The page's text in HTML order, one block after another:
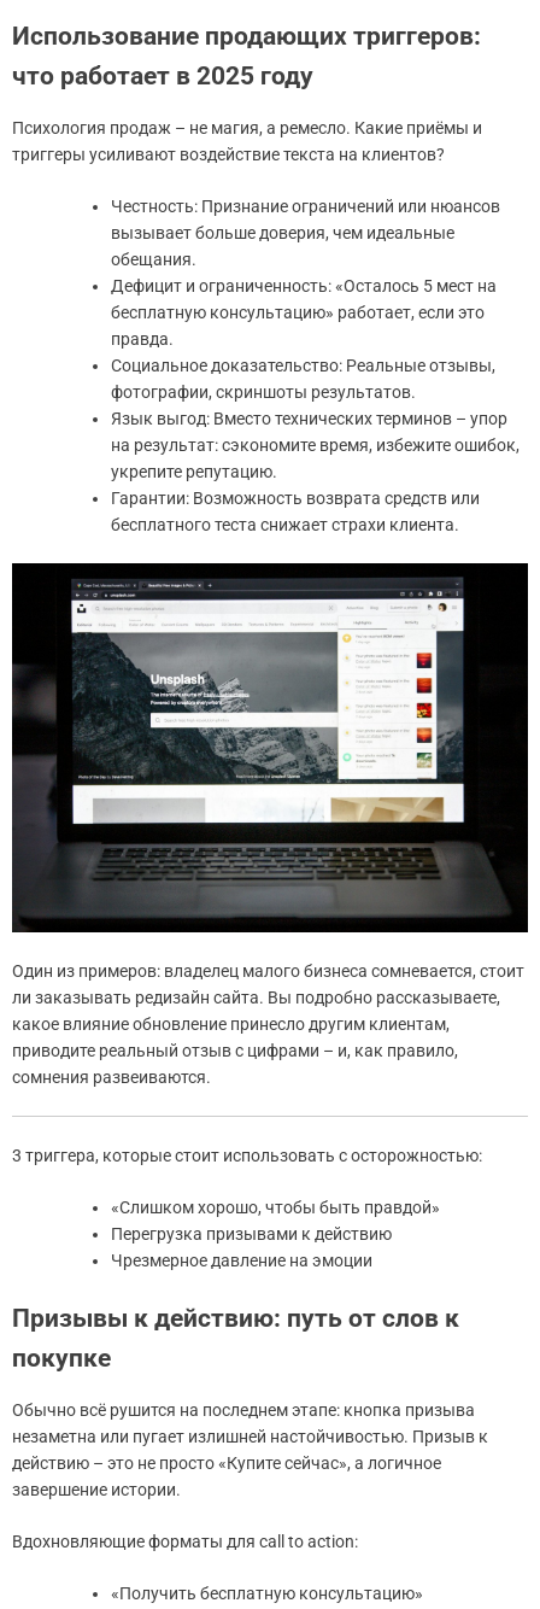
Использование продающих триггеров:
что работает в 2025 году
Психология продаж – не магия, а ремесло. Какие приёмы и
триггеры усиливают воздействие текста на клиентов?
Честность: Признание ограничений или нюансов
вызывает больше доверия, чем идеальные
обещания.
Дефицит и ограниченность: «Осталось 5 мест на
бесплатную консультацию» работает, если это
правда.
Социальное доказательство: Реальные отзывы,
фотографии, скриншоты результатов.
Язык выгод: Вместо технических терминов – упор
на результат: сэкономите время, избежите ошибок,
укрепите репутацию.
Гарантии: Возможность возврата средств или
бесплатного теста снижает страхи клиента.
Один из примеров: владелец малого бизнеса сомневается, стоит
ли заказывать редизайн сайта. Вы подробно рассказываете,
какое влияние обновление принесло другим клиентам,
приводите реальный отзыв с цифрами – и, как правило,
сомнения развеиваются.
3 триггера, которые стоит использовать с осторожностью:
«Слишком хорошо, чтобы быть правдой»
Перегрузка призывами к действию
Чрезмерное давление на эмоции
Призывы к действию: путь от слов к
покупке
Обычно всё рушится на последнем этапе: кнопка призыва
незаметна или пугает излишней настойчивостью. Призыв к
действию – это не просто «Купите сейчас», а логичное
завершение истории.
Вдохновляющие форматы для call to action:
«Получить бесплатную консультацию»